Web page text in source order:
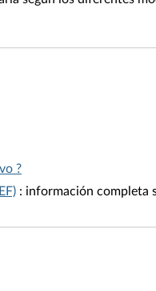
?
: información completa